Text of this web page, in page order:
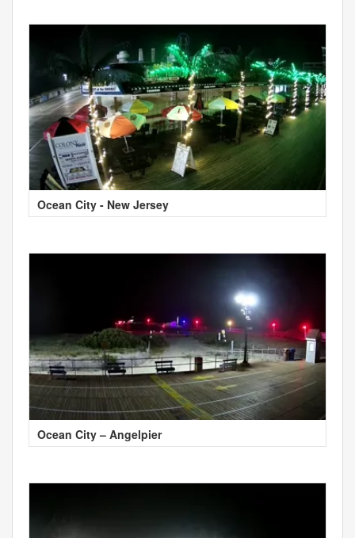
Ocean City - New Jersey
Ocean City – Angelpier